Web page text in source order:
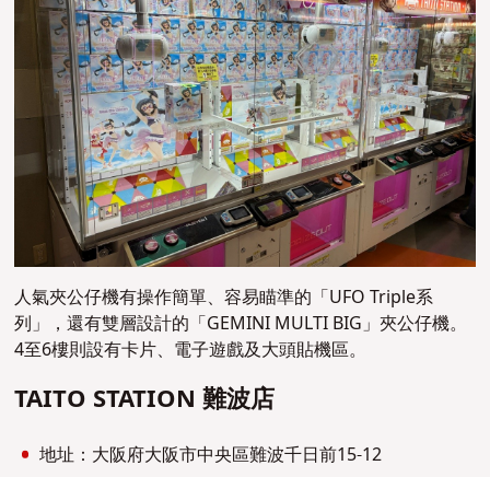
人氣夾公仔機有操作簡單、容易瞄準的「UFO Triple系
列」，還有雙層設計的「GEMINI MULTI BIG」夾公仔機。
4至6樓則設有卡片、電子遊戲及大頭貼機區。
TAITO STATION 難波店
地址：大阪府大阪市中央區難波千日前15-12